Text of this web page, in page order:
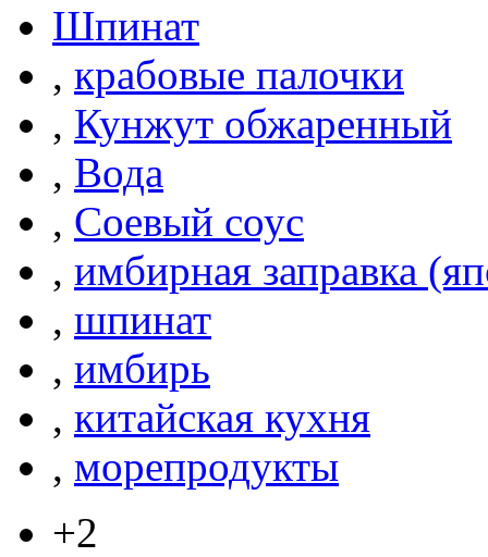
Шпинат
, крабовые палочки
, Кунжут обжаренный
, Вода
, Соевый соус
, имбирная заправка
, шпинат
, имбирь
, китайская кухня
, морепродукты
+2